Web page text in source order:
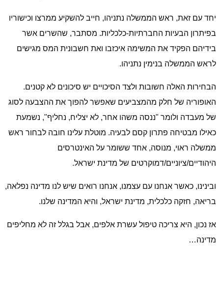
יחד עם זאת, ראש הממשלה נתניהו, חייב להשקיע ממרצו וכישוריו
בפיתרון הבעיות החברתיות-כלכליות. מסתבר, שהשרים אשר
בידיהם הפקיד את המשימה איכזבו ואת חשבונית המס מגישים
לראש הממשלה בנימין נתניהו.
הבחירות האלה חשובות ולצד הסיכויים יש סיכונים לא קטנים.
האופוריה של חלק מהמצביעים שאפשר להפוך את ההצבעה לסוג
של מעבדה ולומר "ננסה משהו אחר, לא יצליח, נחליף", נשמעת
כאילו מבטיחה פתרון קסם לבעיה. מוטלת עלינו חובה לבחור ראש
ממשלה ראוי, מנוסה, אחד ששומר על האינטרסים
היהודיים/ציוניים/דמוקרטים של מדינת ישראל.
ובינינו, כאשר אנחנו עם עצמנו, אנחנו רואים שיש לנו מדינה נפלאה,
בריאה, חזקה כלכלית, מדינת ישראל, והיא המדינה שלנו.
אז נכון, היא צריכה טיפול עשרת אלפים, אבל בגלל זה לא מחליפים
מדינה…